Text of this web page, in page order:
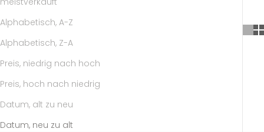
Alphabetisch, A-Z
Alphabetisch, Z-A
Preis, niedrig nach hoch
Preis, hoch nach niedrig
Datum, alt zu neu
Datum, neu zu alt